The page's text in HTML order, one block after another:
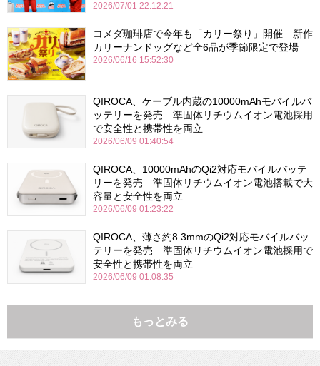
2026/07/01 22:12:21
コメダ珈琲店で今年も「カリー祭り」開催 新作
カリーナンドッグなど全6品が季節限定で登場
2026/06/16 15:52:30
QIROCA、ケーブル内蔵の10000mAhモバイルバ
ッテリーを発売 準固体リチウムイオン電池採用
で安全性と携帯性を両立
2026/06/09 01:40:54
QIROCA、10000mAhのQi2対応モバイルバッテ
リーを発売 準固体リチウムイオン電池搭載で大
容量と安全性を両立
2026/06/09 01:23:22
QIROCA、薄さ約8.3mmのQi2対応モバイルバッ
テリーを発売 準固体リチウムイオン電池採用で
安全性と携帯性を両立
2026/06/09 01:08:35
もっとみる